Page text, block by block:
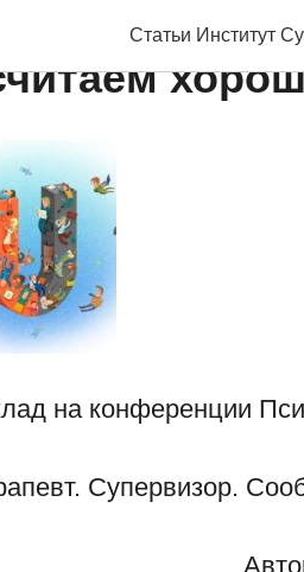
Статьи Институт
на конференции
Супервизор.